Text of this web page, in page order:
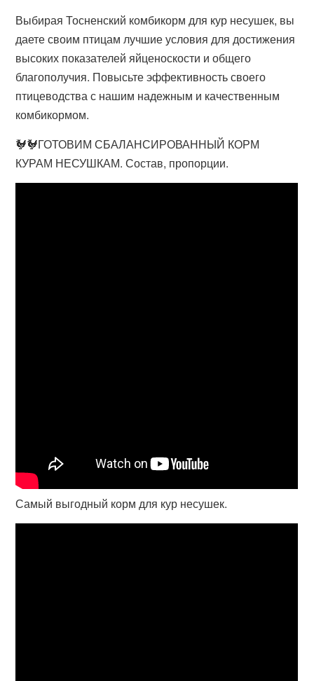
Выбирая Тосненский комбикорм для кур несушек, вы
даете своим птицам лучшие условия для достижения
высоких показателей яйценоскости и общего
благополучия. Повысьте эффективность своего
птицеводства с нашим надежным и качественным
комбикормом.
🐓🐓ГОТОВИМ СБАЛАНСИРОВАННЫЙ КОРМ
КУРАМ НЕСУШКАМ. Состав, пропорции.
Самый выгодный корм для кур несушек.